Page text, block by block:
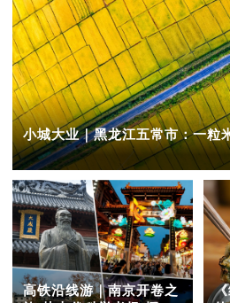
小城大业｜黑龙江五常市：一粒
高铁沿线游｜南京开卷之